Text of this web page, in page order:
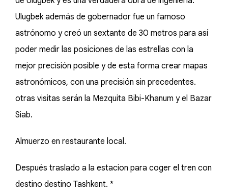
Ulugbek además de gobernador fue un famoso
astrónomo y creó un sextante de 30 metros para así
poder medir las posiciones de las estrellas con la
mejor precisión posible y de esta forma crear mapas
astronómicos, con una precisión sin precedentes.
otras visitas serán la Mezquita Bibi-Khanum y el Bazar
Siab.
Almuerzo en restaurante local.
Después traslado a la estacion para coger el tren con
destino destino Tashkent. *